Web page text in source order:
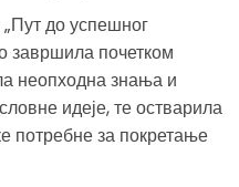
до успешног
завршила почетком
неопходна знања и
идеје, те остварила
потребне за покретање